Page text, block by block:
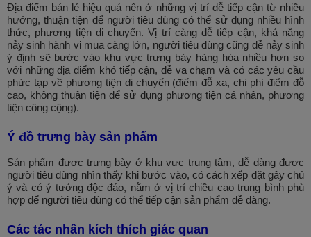
Địa điểm bán lẻ hiệu quả nên ở những vị trí dễ tiếp cận từ nhiều
hướng, thuận tiện để người tiêu dùng có thể sử dụng nhiều hình
thức, phương tiện di chuyển. Vị trí càng dễ tiếp cận, khả năng
nảy sinh hành vi mua càng lớn, người tiêu dùng cũng dễ nảy sinh
ý định sẽ bước vào khu vực trưng bày hàng hóa nhiều hơn so
với những địa điểm khó tiếp cận, dễ va chạm và có các yêu cầu
phức tạp về phương tiện di chuyển (điểm đỗ xa, chi phí điểm đỗ
cao, không thuận tiện để sử dụng phương tiện cá nhân, phương
tiện công cộng).
Ý đồ trưng bày sản phẩm
Sản phẩm được trưng bày ở khu vực trung tâm, dễ dàng được
người tiêu dùng nhìn thấy khi bước vào, có cách xếp đặt gây chú
ý và có ý tưởng độc đáo, nằm ở vị trí chiều cao trung bình phù
hợp để người tiêu dùng có thể tiếp cận sản phẩm dễ dàng.
Các tác nhân kích thích giác quan